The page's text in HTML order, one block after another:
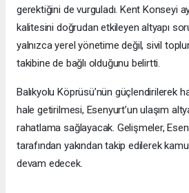
gerektiğini de vurguladı. Kent Konseyi
kalitesini doğrudan etkileyen altyapı
yalnızca yerel yönetime değil, sivil
takibine de bağlı olduğunu belirtti.
Balıkyolu Köprüsü’nün güçlendirilerek
hale getirilmesi, Esenyurt’un ulaşım
rahatlama sağlayacak. Gelişmeler,
tarafından yakından takip edilerek
devam edecek.